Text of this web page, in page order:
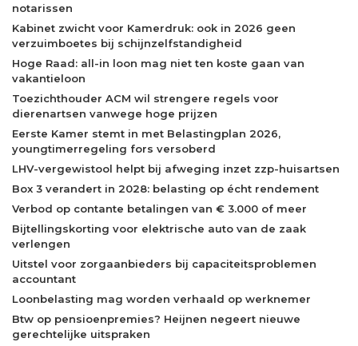
notarissen
Kabinet zwicht voor Kamerdruk: ook in 2026 geen
verzuimboetes bij schijnzelfstandigheid
Hoge Raad: all-in loon mag niet ten koste gaan van
vakantieloon
Toezichthouder ACM wil strengere regels voor
dierenartsen vanwege hoge prijzen
Eerste Kamer stemt in met Belastingplan 2026,
youngtimerregeling fors versoberd
LHV-vergewistool helpt bij afweging inzet zzp-huisartsen
Box 3 verandert in 2028: belasting op écht rendement
Verbod op contante betalingen van € 3.000 of meer
Bijtellingskorting voor elektrische auto van de zaak
verlengen
Uitstel voor zorgaanbieders bij capaciteitsproblemen
accountant
Loonbelasting mag worden verhaald op werknemer
Btw op pensioenpremies? Heijnen negeert nieuwe
gerechtelijke uitspraken